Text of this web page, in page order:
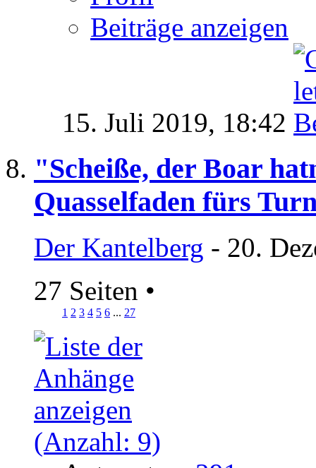
Beiträge anzeigen
15. Juli 2019, 18:42
"Scheiße, der Boar
Quasselfaden fürs
Der Kantelberg - 20.
27 Seiten •
1 2 3 4 5 6 ... 27